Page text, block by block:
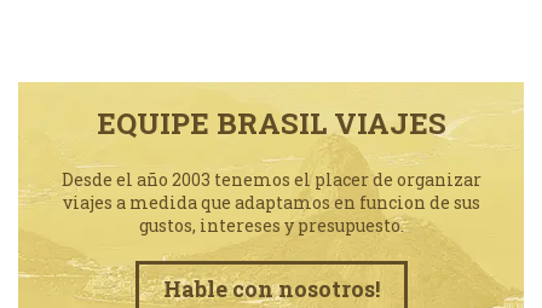
EQUIPE BRASIL VIAJES
Desde el año 2003 tenemos el placer de organizar
viajes a medida que adaptamos en funcion de sus
gustos, intereses y presupuesto.
Hable con nosotros!